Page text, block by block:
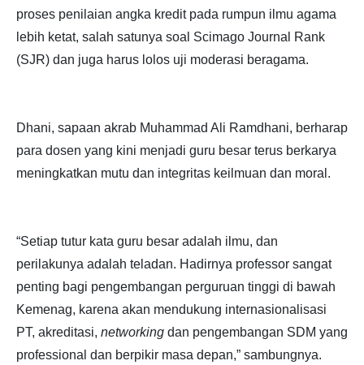
proses penilaian angka kredit pada rumpun ilmu agama
lebih ketat, salah satunya soal Scimago Journal Rank
(SJR) dan juga harus lolos uji moderasi beragama.
Dhani, sapaan akrab Muhammad Ali Ramdhani, berharap
para dosen yang kini menjadi guru besar terus berkarya
meningkatkan mutu dan integritas keilmuan dan moral.
“Setiap tutur kata guru besar adalah ilmu, dan
perilakunya adalah teladan. Hadirnya professor sangat
penting bagi pengembangan perguruan tinggi di bawah
Kemenag, karena akan mendukung internasionalisasi
PT, akreditasi, networking dan pengembangan SDM yang
professional dan berpikir masa depan,” sambungnya.